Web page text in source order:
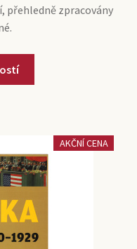
přehledně zpracovány
AKČNÍ CENA